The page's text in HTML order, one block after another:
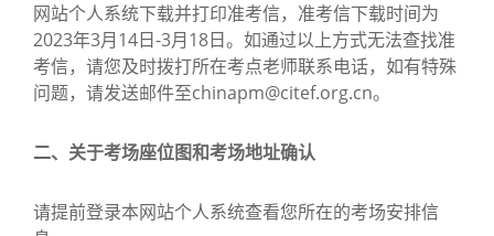
网站个人系统下载并打印准考信，准考信下载时间为
2023年3月14日-3月18日。如通过以上方式无法查找准
考信，请您及时拨打所在考点老师联系电话，如有特殊
问题，请发送邮件至chinapm@citef.org.cn。
二、关于考场座位图和考场地址确认
请提前登录本网站个人系统查看您所在的考场安排信